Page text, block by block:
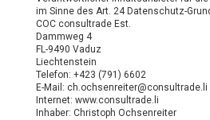
im Sinne des Art. 24 Datenschutz-
COC consultrade Est.
Dammweg 4
FL-9490 Vaduz
Liechtenstein
Telefon: +423 (791) 6602
E-Mail: ch.ochsenreiter@consultrade.li
Internet: www.consultrade.li
Inhaber: Christoph Ochsenreiter